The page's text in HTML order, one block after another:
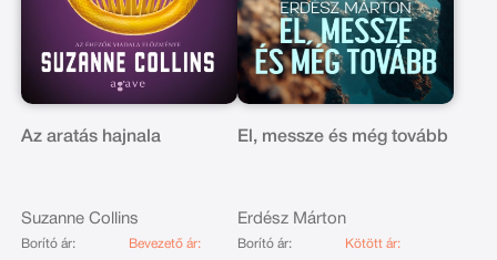
Az aratás hajnala
Suzanne Collins
Borító ár: Bevezető ár:
El, messze és még tovább
Erdész Márton
Borító ár: Kötött ár: